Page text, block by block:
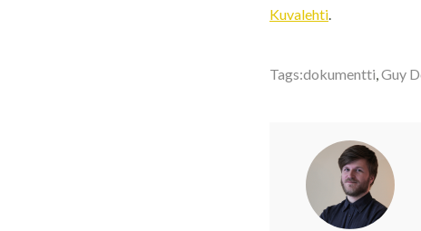
Kuvalehti.
Tags:dokumentti,Guy